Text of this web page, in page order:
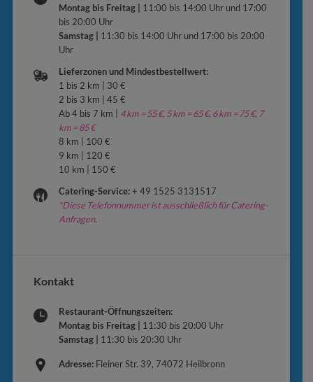
Produktseite
gewählt
Montag bis Freitag |
11:00 bis 14:00 Uhr und 17:00
bis 20:00 Uhr
Samstag |
11:30 bis 14:00 Uhr und 17:00 bis 20:00
Uhr
Lieferzonen und Mindestbestellwert:
1 bis 2 km | 30 €
2 bis 3 km | 45 €
Ab 4 bis 7 km | 4 km = 55 €, 5 km = 65 €, 6 km = 75 €, 7
km = 85 €
8 km | 100 €
9 km | 120 €
10 km | 150 €
Catering-Service:+ 49 1525 3131517
*Diese Telefonnummer ist ausschließlich für Catering-
Anfragen.
Kontakt
Restaurant-Öffnungszeiten:
Montag bis Freitag |
11:30 bis 20:00 Uhr
Samstag |
11:30 bis 20:30 Uhr
Adresse: Fleiner Str. 39, 74072 Heilbronn